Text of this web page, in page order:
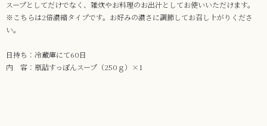
スープとしてだけでなく、雑炊やお料理のお出汁としてお使いいただけます。
※こちらは2倍濃縮タイプです。お好みの濃さに調節してお召し上がりくださ
い。
日持ち：冷蔵庫にて60日
内 容：瓶詰すっぽんスープ（250ｇ）×1